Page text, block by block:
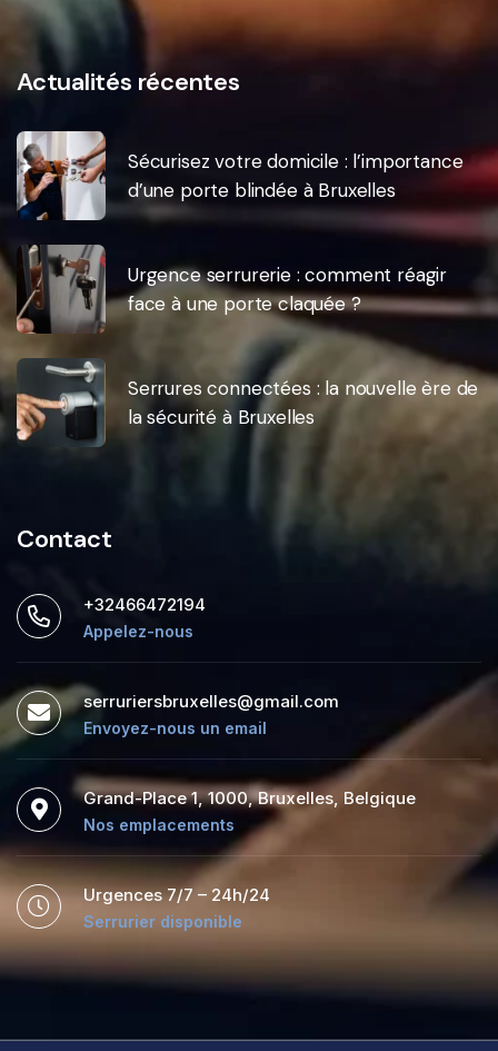
Actualités récentes
Sécurisez votre domicile : l’importance
d’une porte blindée à Bruxelles
Urgence serrurerie : comment réagir
face à une porte claquée ?
Serrures connectées : la nouvelle ère de
la sécurité à Bruxelles
Contact
+32466472194
Appelez-nous
serruriersbruxelles@gmail.com
Envoyez-nous un email
Grand-Place 1, 1000, Bruxelles, Belgique
Nos emplacements
Urgences 7/7 – 24h/24
Serrurier disponible